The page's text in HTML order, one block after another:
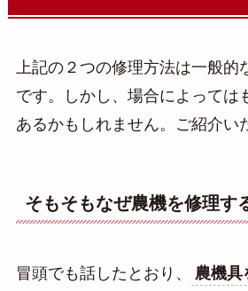
上記の２つの修理方法は一般的
です。しかし、場合によっては
あるかもしれません。ご紹介い
そもそもなぜ農機を修理す
冒頭でも話したとおり、
農機具